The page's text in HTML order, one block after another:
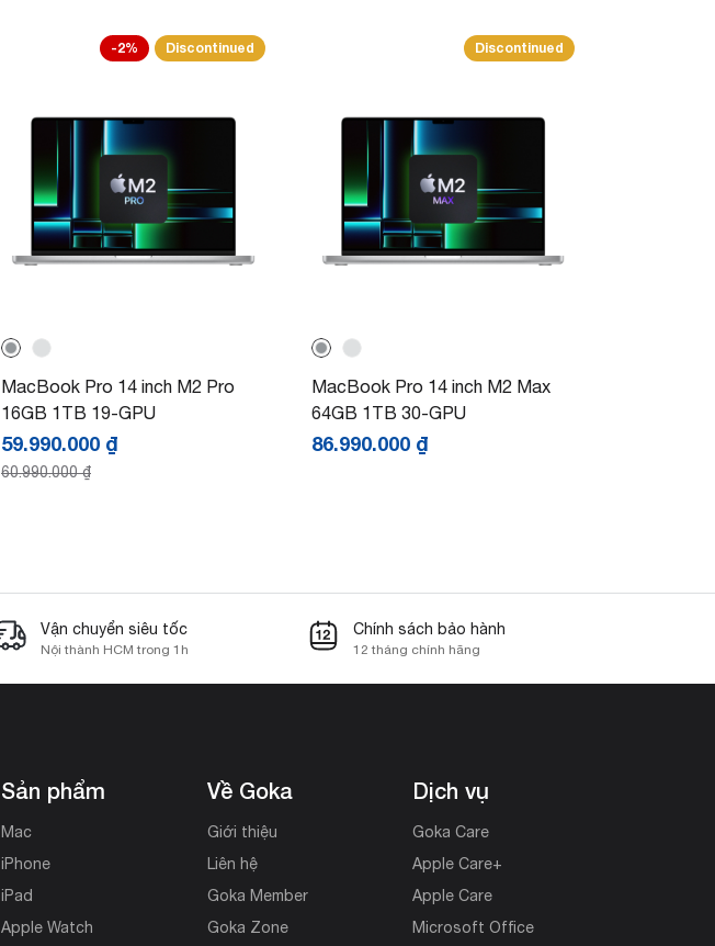
-2% Discontinued
MacBook Pro 14 inch M2 Pro
16GB 1TB 19-GPU
59.990.000 ₫
60.990.000₫
Discontinued
MacBook Pro 14 inch M2 Max
64GB 1TB 30-GPU
86.990.000 ₫
Vận chuyển siêu tốc
Nội thành HCM trong 1h
Chính sách bảo hành
12 tháng chính hãng
Sản phẩm
Mac
iPhone
iPad
Apple Watch
Về Goka
Giới thiệu
Liên hệ
Goka Member
Goka Zone
Dịch vụ
Goka Care
Apple Care+
Apple Care
Microsoft Office